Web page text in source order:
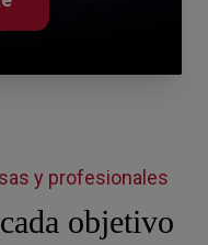
y profesionales
objetivo